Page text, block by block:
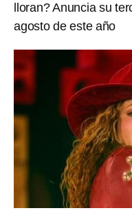
lloran? Anuncia su
agosto de este año